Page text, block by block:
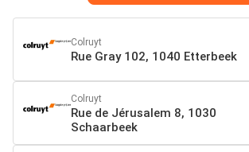
Colruyt
Rue Gray 102, 1040 Etterbeek
Colruyt
Rue de Jérusalem 8, 1030
Schaarbeek